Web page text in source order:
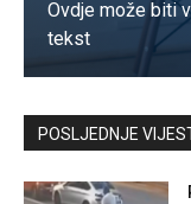
Ovdje može biti
tekst
Kontaktirajte nas
POSLJEDNJE